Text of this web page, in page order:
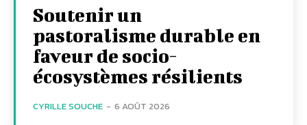
Soutenir un
pastoralisme durable en
faveur de socio-
écosystèmes résilients
CYRILLE SOUCHE - 6 AOÛT 2026